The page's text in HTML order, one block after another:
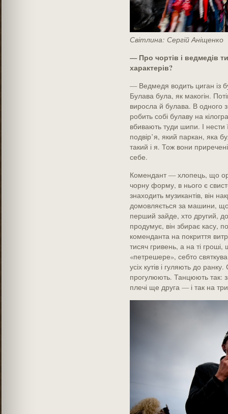
Світлина: Сергій Аніщенко
— Про чортів і ведмедів
характерів?
— Ведмедя водить циган із
Булава була, як макогін.
виросла й булава. В одного
робить собі булаву на
вбивають туди шипи. І нести
подвір’я, який паркан, яка
такий і я. Тож вони
себе.
Комендант — хлопець, що
чорну форму, в нього є
знаходить музикантів, він
домовляється за машини, що
перший зайде, хто другий,
продумує, він збирає касу,
коменданта на покриття
тисяч гривень, а на ті
«петрешере», себто
усіх кутів і гуляють до
прогулюють. Танцюють так:
плечі ще друга — і так на